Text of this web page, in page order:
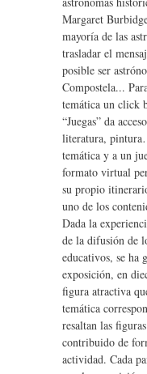
Margaret
mayoría de las
trasladar el
posible ser
Compostela...
temática un click
“Juegas” da
literatura,
temática y a un
formato virtual
su propio
uno de los
Dada la
de la difusión de
educativos, se ha
exposición, en
figura atractiva
temática
resaltan las
contribuido de
actividad. Cada